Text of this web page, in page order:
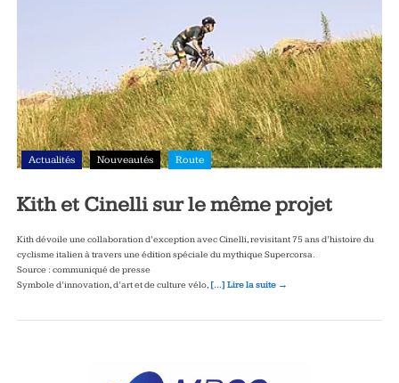
Actualités Nouveautés Route
Kith et Cinelli sur le même projet
Kith dévoile une collaboration d’exception avec Cinelli, revisitant 75 ans d’histoire du
cyclisme italien à travers une édition spéciale du mythique Supercorsa.
Source : communiqué de presse
Symbole d’innovation, d’art et de culture vélo, […] Lire la suite →